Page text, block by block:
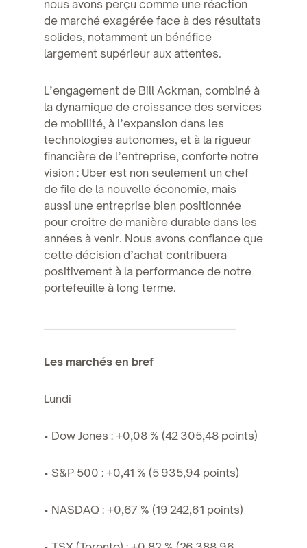
nous avons perçu comme une réaction
de marché exagérée face à des résultats
solides, notamment un bénéfice
largement supérieur aux attentes.
L’engagement de Bill Ackman, combiné à
la dynamique de croissance des services
de mobilité, à l’expansion dans les
technologies autonomes, et à la rigueur
financière de l’entreprise, conforte notre
vision : Uber est non seulement un chef
de file de la nouvelle économie, mais
aussi une entreprise bien positionnée
pour croître de manière durable dans les
années à venir. Nous avons confiance que
cette décision d’achat contribuera
positivement à la performance de notre
portefeuille à long terme.
Les marchés en bref
Lundi
• Dow Jones : +0,08 % (42 305,48 points)
• S&P 500 : +0,41 % (5 935,94 points)
• NASDAQ : +0,67 % (19 242,61 points)